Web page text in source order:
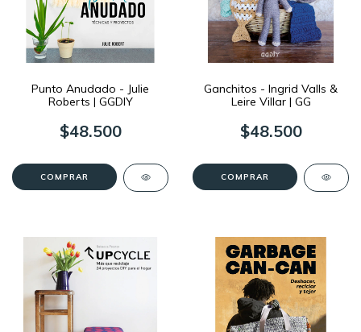
Punto Anudado - Julie
Roberts | GGDIY
$48.500
Ganchitos - Ingrid Valls &
Leire Villar | GG
$48.500